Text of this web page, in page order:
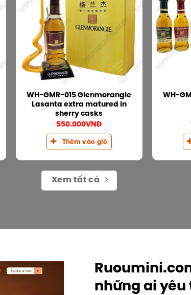
WH-GMR-015 Glenmorangie
Lasanta extra matured in
sherry casks
550.000VNĐ
Thêm vào giỏ
WH-
Xem tất cả
những ai